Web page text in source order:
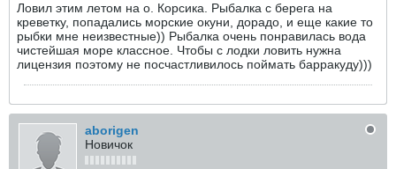
Ловил этим летом на о. Корсика. Рыбалка с берега на
креветку, попадались морские окуни, дорадо, и еще какие то
рыбки мне неизвестные)) Рыбалка очень понравилась вода
чистейшая море классное. Чтобы с лодки ловить нужна
лицензия поэтому не посчастливилось поймать барракуду)))
aborigen
Новичок